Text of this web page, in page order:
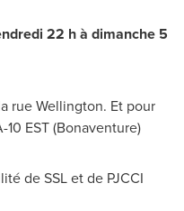
22 h à dimanche 5
rueWellington. Et pour
10 EST (Bonaventure)
de SSL et de PJCCI